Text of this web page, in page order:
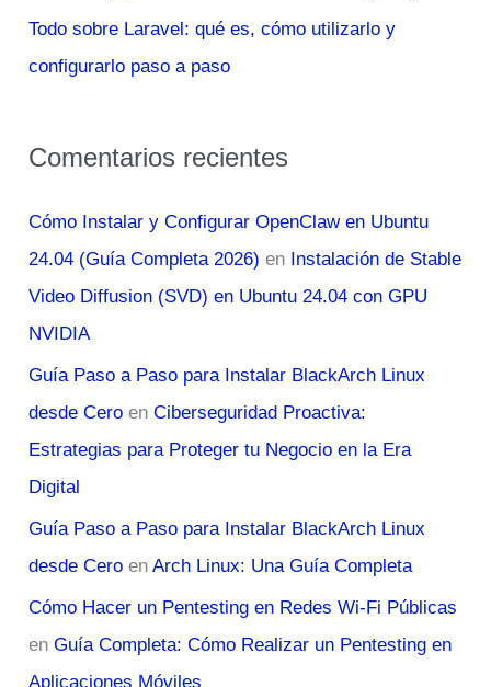
Todo sobre Laravel: qué es, cómo utilizarlo y
configurarlo paso a paso
Comentarios recientes
Cómo Instalar y Configurar OpenClaw en Ubuntu
24.04 (Guía Completa 2026) en Instalación de Stable
Video Diffusion (SVD) en Ubuntu 24.04 con GPU
NVIDIA
Guía Paso a Paso para Instalar BlackArch Linux
desde Cero enCiberseguridad Proactiva:
Estrategias para Proteger tu Negocio en la Era
Digital
Guía Paso a Paso para Instalar BlackArch Linux
desde Cero enArch Linux: Una Guía Completa
Cómo Hacer un Pentesting en Redes Wi-Fi Públicas
enGuía Completa: Cómo Realizar un Pentesting en
Aplicaciones Móviles